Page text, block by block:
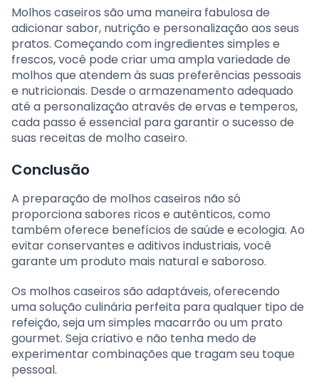
Molhos caseiros são uma maneira fabulosa de
adicionar sabor, nutrição e personalização aos seus
pratos. Começando com ingredientes simples e
frescos, você pode criar uma ampla variedade de
molhos que atendem às suas preferências pessoais
e nutricionais. Desde o armazenamento adequado
até a personalização através de ervas e temperos,
cada passo é essencial para garantir o sucesso de
suas receitas de molho caseiro.
Conclusão
A preparação de molhos caseiros não só
proporciona sabores ricos e autênticos, como
também oferece benefícios de saúde e ecologia. Ao
evitar conservantes e aditivos industriais, você
garante um produto mais natural e saboroso.
Os molhos caseiros são adaptáveis, oferecendo
uma solução culinária perfeita para qualquer tipo de
refeição, seja um simples macarrão ou um prato
gourmet. Seja criativo e não tenha medo de
experimentar combinações que tragam seu toque
pessoal.